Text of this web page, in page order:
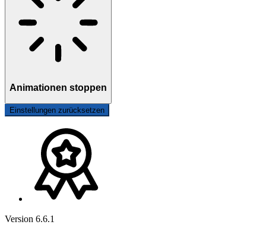
Animationen stoppen
Einstellungen zurücksetzen
Version 6.6.1